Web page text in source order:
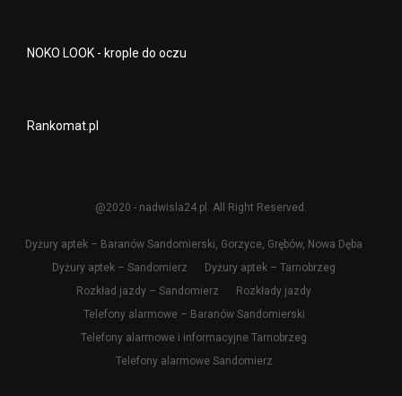
NOKO LOOK - krople do oczu
Rankomat.pl
@2020 - nadwisla24.pl. All Right Reserved.
Dyżury aptek – Baranów Sandomierski, Gorzyce, Grębów, Nowa Dęba
Dyżury aptek – Sandomierz
Dyżury aptek – Tarnobrzeg
Rozkład jazdy – Sandomierz
Rozkłady jazdy
Telefony alarmowe – Baranów Sandomierski
Telefony alarmowe i informacyjne Tarnobrzeg
Telefony alarmowe Sandomierz